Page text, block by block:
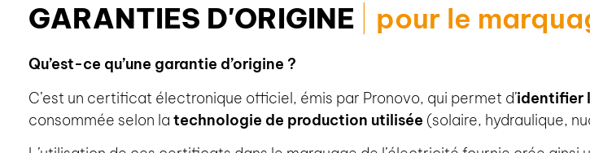
GARANTIES D'ORIGINE pour le
Qu’est-ce qu’une garantie d’origine ?
C’est un certificat électronique officiel, émis par Pronovo, qui permet d’identifier
consommée selon la technologie de production utilisée (solaire, hydraulique,